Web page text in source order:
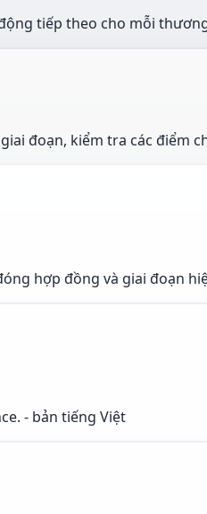
tiếp theo cho mỗi
đoạn, kiểm tra các điểm
hợp đồng và giai đoạn
- bản tiếng Việt